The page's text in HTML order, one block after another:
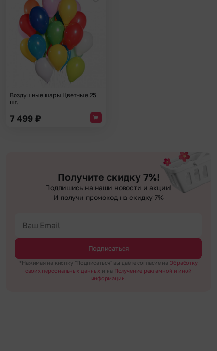
Воздушные шары Цветные 25
шт.
7 499 ₽
Получите скидку 7%!
Подпишись на наши новости и акции!
И получи промокод на скидку 7%
Подписаться
*Нажимая на кнопку "Подписаться" вы даёте согласие на Обработку
своих персональных данных и на Получение рекламной и иной
информации.